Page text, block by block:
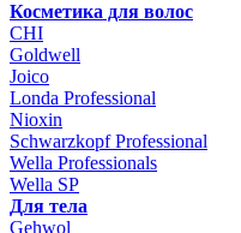
Косметика для волос
CHI
Goldwell
Joico
Londa Professional
Nioxin
Schwarzkopf Professional
Wella Professionals
Wella SP
Для тела
Gehwol